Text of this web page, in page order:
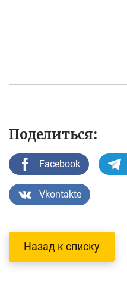
Поделиться:
Facebook
Vkontakte
Назад к списку